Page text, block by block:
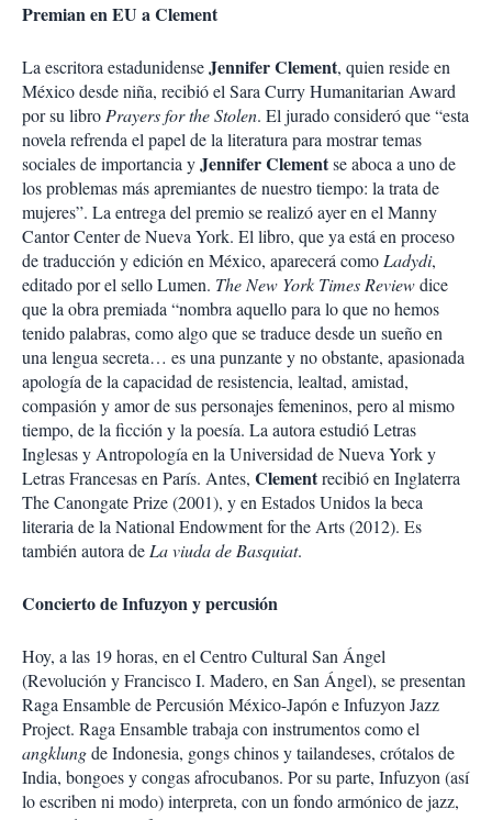
Premian en EU a Clement
La escritora estadunidenseJennifer Clement, quien reside en
México desde niña, recibió el Sara Curry Humanitarian Award
por su libro Prayers for the Stolen. El jurado consideró que “esta
novela refrenda el papel de la literatura para mostrar temas
sociales de importancia yJennifer Clementse aboca a uno de
los problemas más apremiantes de nuestro tiempo: la trata de
mujeres”. La entrega del premio se realizó ayer en el Manny
Cantor Center de Nueva York. El libro, que ya está en proceso
de traducción y edición en México, aparecerá como Ladydi,
editado por el sello Lumen. The New York Times Reviewdice
que la obra premiada “nombra aquello para lo que no hemos
tenido palabras, como algo que se traduce desde un sueño en
una lengua secreta… es una punzante y no obstante, apasionada
apología de la capacidad de resistencia, lealtad, amistad,
compasión y amor de sus personajes femeninos, pero al mismo
tiempo, de la ficción y la poesía. La autora estudió Letras
Inglesas y Antropología en la Universidad de Nueva York y
Letras Francesas en París. Antes, Clementrecibió en Inglaterra
The Canongate Prize (2001), y en Estados Unidos la beca
literaria de la National Endowment for the Arts (2012). Es
también autora de La viuda de Basquiat.
Concierto de Infuzyon y percusión
Hoy, a las 19 horas, en el Centro Cultural San Ángel
(Revolución y Francisco I. Madero, en San Ángel), se presentan
Raga Ensamble de Percusión México-Japón e Infuzyon Jazz
Project. Raga Ensamble trabaja con instrumentos como el
angklungde Indonesia, gongs chinos y tailandeses, crótalos de
India, bongoes y congas afrocubanos. Por su parte, Infuzyon (así
lo escriben ni modo) interpreta, con un fondo armónico de jazz,